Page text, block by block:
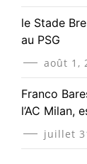
le Stade
au PSG
août 1,
Franco
l’AC Milan,
juillet